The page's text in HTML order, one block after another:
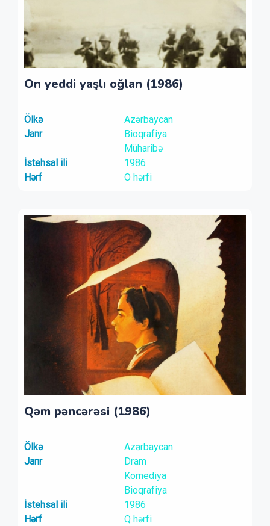
On yeddi yaşlı oğlan (1986)
Ölkə
Azərbaycan
Janr
Bioqrafiya
Müharibə
İstehsal ili
1986
Hərf
O hərfi
Qəm pəncərəsi (1986)
Ölkə
Azərbaycan
Janr
Dram
Komediya
Bioqrafiya
İstehsal ili
1986
Hərf
Q hərfi